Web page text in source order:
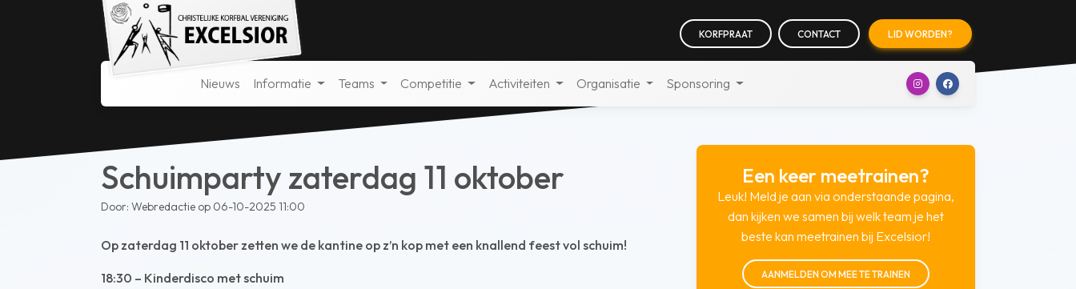
KORFPRAAT CONTACT LID WORDEN?
Nieuws Informatie Teams Competitie Activiteiten Organisatie Sponsoring
Schuimparty zaterdag 11 oktober
Door: Webredactie op 06-10-2025 11:00
Op zaterdag 11 oktober zetten we de kantine op z’n kop met een knallend feest vol schuim!
18:30 – Kinderdisco met schuim
Een keer meetrainen?
Leuk! Meld je aan via onderstaande pagina,
dan kijken we samen bij welk team je het
beste kan meetrainen bij Excelsior!
AANMELDEN OM MEE TE TRAINEN